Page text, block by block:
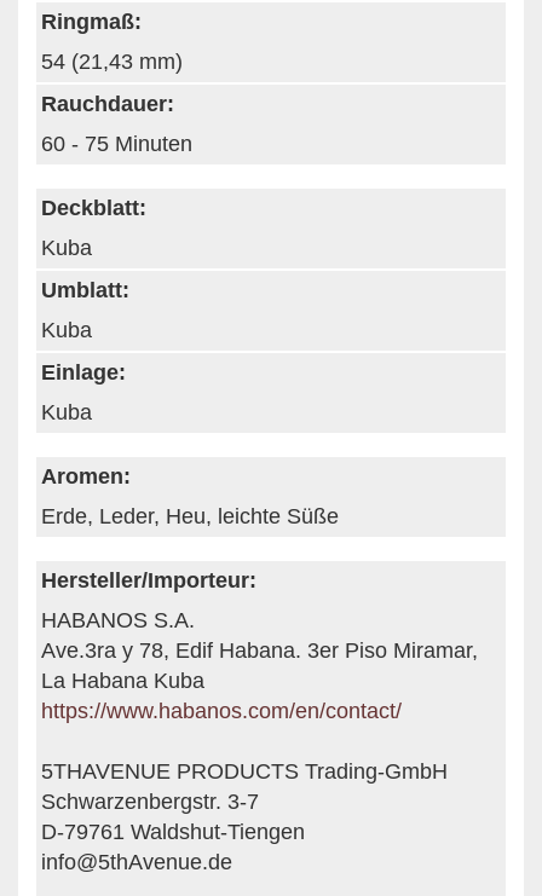
Ringmaß:
54 (21,43 mm)
Rauchdauer:
60 - 75 Minuten
Deckblatt:
Kuba
Umblatt:
Kuba
Einlage:
Kuba
Aromen:
Erde, Leder, Heu, leichte Süße
Hersteller/Importeur:
HABANOS S.A.
Ave.3ra y 78, Edif Habana. 3er Piso Miramar,
La Habana Kuba
https://www.habanos.com/en/contact/
5THAVENUE PRODUCTS Trading-GmbH
Schwarzenbergstr. 3-7
D-79761 Waldshut-Tiengen
info@5thAvenue.de